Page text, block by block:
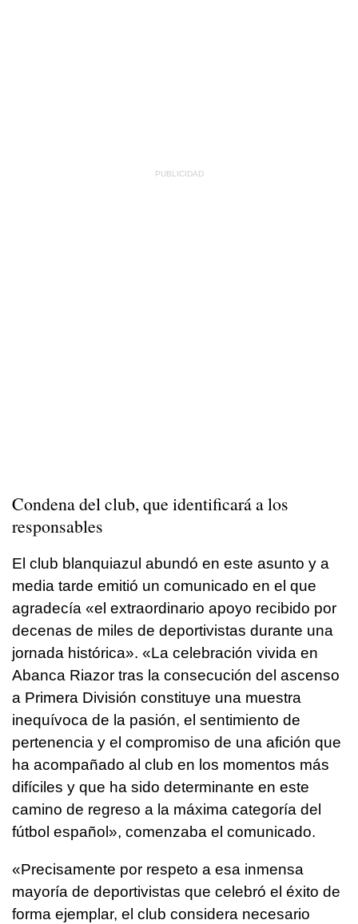
Condena del club, que identificará a los
responsables
El club blanquiazul abundó en este asunto y a
media tarde emitió un comunicado en el que
agradecía «el extraordinario apoyo recibido por
decenas de miles de deportivistas durante una
jornada histórica». «La celebración vivida en
Abanca Riazor tras la consecución del ascenso
a Primera División constituye una muestra
inequívoca de la pasión, el sentimiento de
pertenencia y el compromiso de una afición que
ha acompañado al club en los momentos más
difíciles y que ha sido determinante en este
camino de regreso a la máxima categoría del
fútbol español», comenzaba el comunicado.
«Precisamente por respeto a esa inmensa
mayoría de deportivistas que celebró el éxito de
forma ejemplar, el club considera necesario